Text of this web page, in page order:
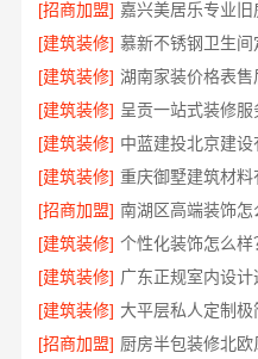
[招商加盟] 嘉兴美居乐专业旧
[建筑装修] 慕新不锈钢卫生
[建筑装修] 湖南家装价格表
[建筑装修]
[建筑装修] 中蓝建投北京建
[建筑装修] 重庆御墅建筑材
[招商加盟]
[建筑装修] 个性化装饰怎么
[建筑装修]
[建筑装修]
[招商加盟]